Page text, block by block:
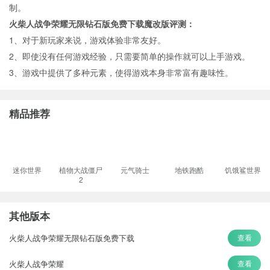
制。
火柴人战争荣耀无限钻石版免费下载魔改版评测：
1、对于新玩家来说，游戏体验非常友好。
2、即使没有任何游戏经验，只需要简单的操作就可以上手游戏。
3、游戏中提供了多种元素，使得游戏本身非常富有趣味性。
精品推荐
迷你世界
植物大战僵尸
2
元气骑士 地铁跑酷 饥饿鲨世界
其他版本
火柴人战争荣耀无限钻石版免费下载 查看
火柴人战争荣耀 查看